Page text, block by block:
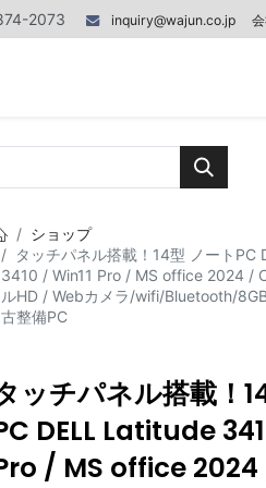
2073 inquiry@wajun.co.jp
ショップ
タッチパネル搭載！14型 ノートPC
3410 / Win11 Pro / MS office 2024 /
ルHD / Webカメラ/wifi/Bluetooth/
古整備PC
ッチパネル搭載！
DELL Latitude
/ MS office